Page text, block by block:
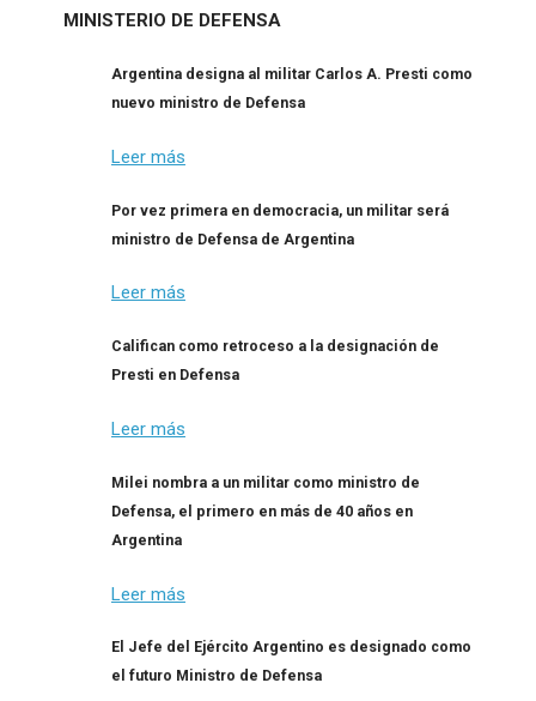
MINISTERIO DE DEFENSA
Argentina designa al militar Carlos A. Presti como
nuevo ministro de Defensa
Leer más
Por vez primera en democracia, un militar será
ministro de Defensa de Argentina
Leer más
Califican como retroceso a la designación de
Presti en Defensa
Leer más
Milei nombra a un militar como ministro de
Defensa, el primero en más de 40 años en
Argentina
Leer más
El Jefe del Ejército Argentino es designado como
el futuro Ministro de Defensa